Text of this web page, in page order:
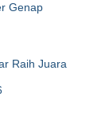
Genap
Raih Juara